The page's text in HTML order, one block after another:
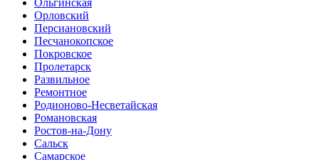
Ольгинская
Орловский
Персиановский
Песчанокопское
Покровское
Пролетарск
Развильное
Ремонтное
Родионово-Несветайская
Романовская
Ростов-на-Дону
Сальск
Самарское